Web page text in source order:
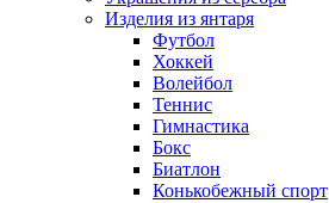
Изделия из янтаря
Футбол
Хоккей
Волейбол
Теннис
Гимнастика
Бокс
Биатлон
Конькобежный спорт